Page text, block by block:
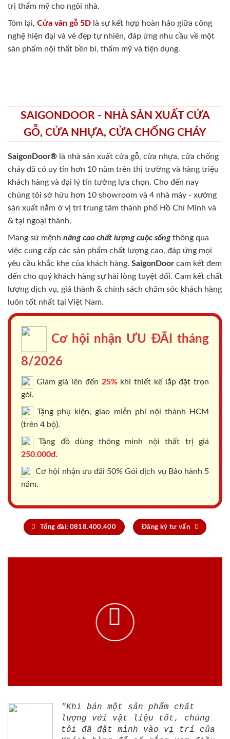
trị thẩm mỹ cho ngôi nhà.
Tóm lại, Cửa vân gỗ 5D là sự kết hợp hoàn hảo giữa công
nghệ hiện đại và vẻ đẹp tự nhiên, đáp ứng nhu cầu về một
sản phẩm nội thất bền bỉ, thẩm mỹ và tiện dụng.
SAIGONDOOR - NHÀ SẢN XUẤT CỬA
GỖ, CỬA NHỰA, CỬA CHỐNG CHÁY
SaigonDoor® là nhà sản xuất cửa gỗ, cửa nhựa, cửa chống
cháy đã có uy tín hơn 10 năm trên thị trường và hàng triệu
khách hàng và đại lý tin tưởng lựa chọn. Cho đến nay
chúng tôi sở hữu hơn 10 showroom và 4 nhà máy - xưởng
sản xuất nằm ở vị trí trung tâm thành phố Hồ Chí Minh và
& tại ngoại thành.
Mang sứ mệnh nâng cao chất lượng cuộc sốngthông qua
việc cung cấp các sản phẩm chất lượng cao, đáp ứng mọi
yêu cầu khắc khe của khách hàng. SaigonDoor cam kết đem
đến cho quý khách hàng sự hài lòng tuyệt đối. Cam kết chất
lượng dịch vụ, giá thành & chính sách chăm sóc khách hàng
luôn tốt nhất tại Việt Nam.
Cơ hội nhận ƯU ĐÃI tháng
8/2026
Giảm giá lên đến 25%khi thiết kế lắp đặt trọn
gói.
Tặng phụ kiện, giao miễn phí nội thành HCM
(trên 4 bộ).
Tặng đồ dùng thông minh nội thất trị giá
250.000đ.
Cơ hội nhận ưu đãi 50% Gói dịch vụ Bảo hành 5
năm.
Tổng đài: 0818.400.400 Đăng ký tư vấn
"Khi bán một sản phẩm chất
lượng với vật liệu tốt, chúng
tôi đã đặt mình vào vị trí của